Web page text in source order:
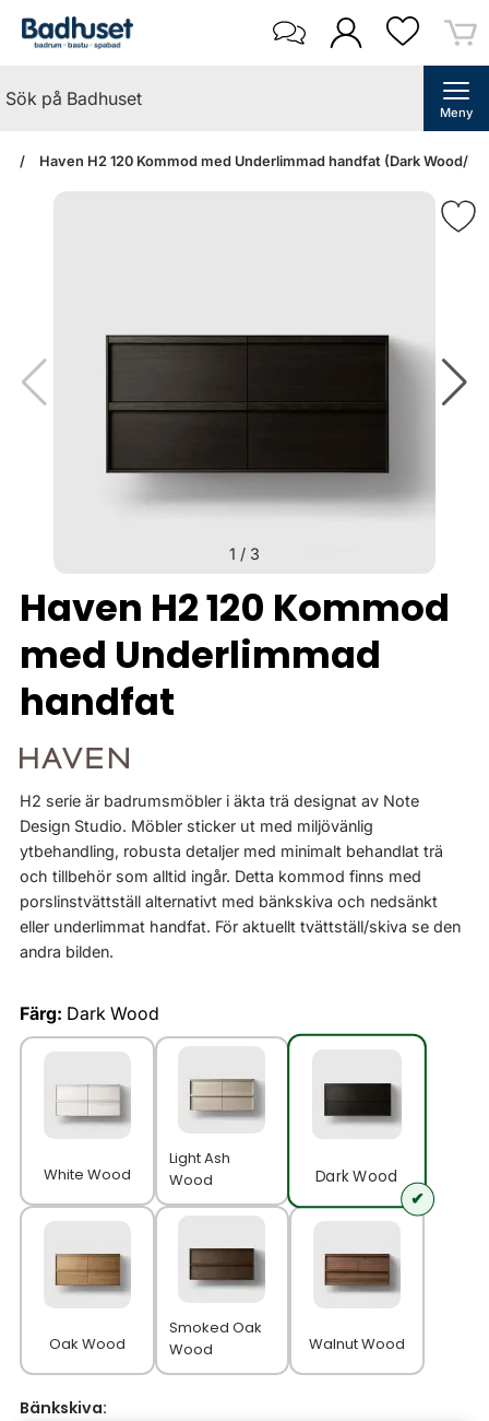
Meny
Haven H2 120 Kommod med Underlimmad handfat (Dark Wood/
1 / 3
Haven H2 120 Kommod
med Underlimmad
handfat
H2 serie är badrumsmöbler i äkta trä designat av Note
Design Studio. Möbler sticker ut med miljövänlig
ytbehandling, robusta detaljer med minimalt behandlat trä
och tillbehör som alltid ingår. Detta kommod finns med
porslinstvättställ alternativt med bänkskiva och nedsänkt
eller underlimmat handfat. För aktuellt tvättställ/skiva se den
andra bilden.
Färg: Dark Wood
White Wood
Light Ash
Wood
Dark Wood
Oak Wood
Smoked Oak
Wood
Walnut Wood
Bänkskiva: